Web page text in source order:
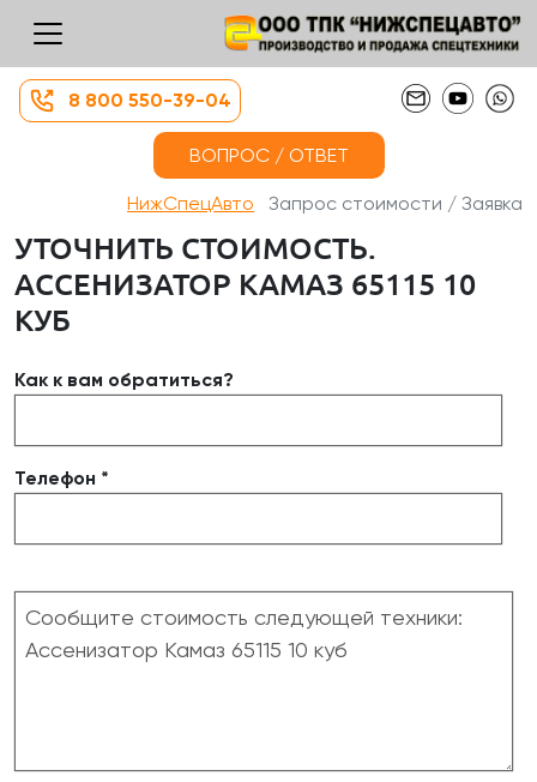
8 800 550-39-04
ВОПРОС / ОТВЕТ
НижСпецАвто Запрос стоимости / Заявка
УТОЧНИТЬ СТОИМОСТЬ.
АССЕНИЗАТОР КАМАЗ 65115 10
КУБ
Как к вам обратиться?
Телефон *